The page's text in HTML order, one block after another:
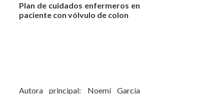
Plan de cuidados enfermeros en
paciente con vólvulo de colon
Autora principal: Noemí García